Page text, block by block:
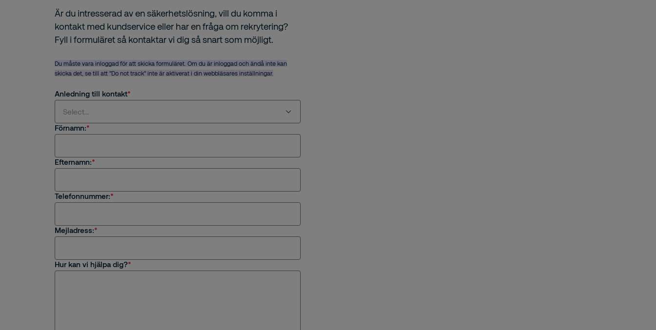
Är du intresserad av en säkerhetslösning, vill du komma i
kontakt med kundservice eller har en fråga om rekrytering?
Fyll i formuläret så kontaktar vi dig så snart som möjligt.
Du måste vara inloggad för att skicka formuläret. Om du är inloggad och ändå inte kan
skicka det, se till att "Do not track" inte är aktiverat i din webbläsares inställningar.
Anledning till kontakt
Select...
Jag är intresserad av en tjänst eller säkerhetslösning från Securitas
Övrigt
Förnamn:
Efternamn:
Telefonnummer:
Mejladress:
Hur kan vi hjälpa dig?